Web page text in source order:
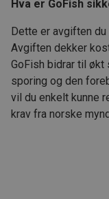
Hva er GoFish
Dette er avgiften
Avgiften dekker
GoFish bidrar til
sporing og den
vil du enkelt kunne
krav fra norske